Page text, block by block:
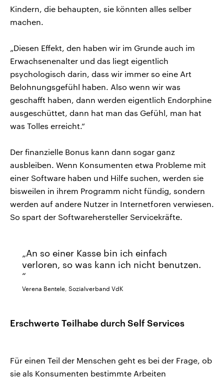
Kindern, die behaupten, sie könnten alles selber
machen.
„Diesen Effekt, den haben wir im Grunde auch im
Erwachsenenalter und das liegt eigentlich
psychologisch darin, dass wir immer so eine Art
Belohnungsgefühl haben. Also wenn wir was
geschafft haben, dann werden eigentlich Endorphine
ausgeschüttet, dann hat man das Gefühl, man hat
was Tolles erreicht.“
Der finanzielle Bonus kann dann sogar ganz
ausbleiben. Wenn Konsumenten etwa Probleme mit
einer Software haben und Hilfe suchen, werden sie
bisweilen in ihrem Programm nicht fündig, sondern
werden auf andere Nutzer in Internetforen verwiesen.
So spart der Softwarehersteller Servicekräfte.
An so einer Kasse bin ich einfach
verloren, so was kann ich nicht benutzen.
Verena Bentele, Sozialverband VdK
Erschwerte Teilhabe durch Self Services
Für einen Teil der Menschen geht es bei der Frage, ob
sie als Konsumenten bestimmte Arbeiten